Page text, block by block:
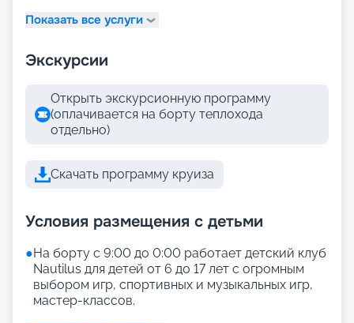
Показать все услуги
Экскурсии
Открыть экскурсионную программу
(оплачивается на борту теплохода
отдельно)
Скачать программу круиза
Условия размещения с детьми
●На борту с 9:00 до 0:00 работает детский клуб
Nautilus для детей от 6 до 17 лет с огромным
выбором игр, спортивных и музыкальных игр,
мастер-классов.